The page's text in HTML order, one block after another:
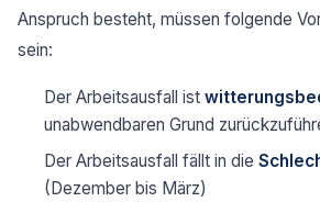
Anspruch besteht, müssen folgende
sein:
Der Arbeitsausfall ist
unabwendbaren Grund
Der Arbeitsausfall fällt in die
(Dezember bis März)